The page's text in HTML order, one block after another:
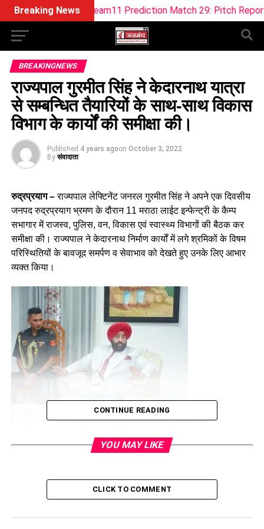
Breaking News
W Dream11 Prediction Match 29: Pitch Report, Playing 11,
BREAKINGNEWS
राज्यपाल गुरमीत सिंह ने केदारनाथ यात्रा
से सम्बन्धित तैयारियों के साथ-साथ विकास
विभाग के कार्यों की समीक्षा की।
Published 4 years agoon October 3, 2022
By संवादाता
रुद्रप्रयाग –राज्यपाल लेफ्टिनेंट जनरल गुरमीत सिंह ने अपने एक दिवसीय
जनपद रुद्रप्रयाग भ्रमण के दौरान 11 मराठा लाईट इन्फेन्ट्री के कैम्प
सभागार में राजस्व, पुलिस, वन, विकास एवं स्वास्थ्य विभागों की बैठक कर
समीक्षा की। राज्यपाल ने केदारनाथ निर्माण कार्यों में लगे श्रमिकों के विषम
परिस्थितियों के बावजूद समर्पण व सेवाभाव को देखते हुए उनके लिए आभार
व्यक्त किया।
CONTINUE READING
YOU MAY LIKE
CLICK TO COMMENT